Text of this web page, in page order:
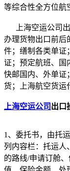
等综合性全方位航
上海空运公司出
办理货物出口前后
件；缮制各类单证
证；预定航班、国
快邮国内、外单证
货；上海航空货运
上海空运公司 出口
1、委托书，由托
列内容栏：托运人
的路线/申请订舱